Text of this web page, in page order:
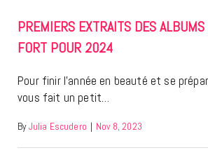
PREMIERS EXTRAITS DES ALBUMS
FORT POUR 2024
Pour finir l’année en beauté et se
vous fait un petit…
By Julia Escudero | Nov 8, 2023